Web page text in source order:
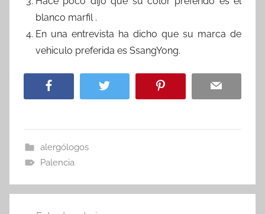
blanco marfil .
En una entrevista ha dicho que su marca de
vehiculo preferida es SsangYong.
alergólogos
Palencia